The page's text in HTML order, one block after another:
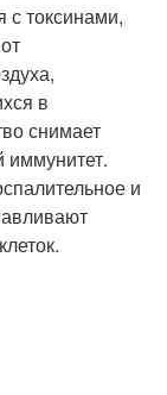
с токсинами,
в
снимает
иммунитет.
и